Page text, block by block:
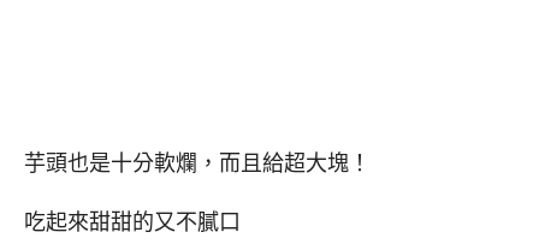
芋頭也是十分軟爛，而且給超大塊！
吃起來甜甜的又不膩口